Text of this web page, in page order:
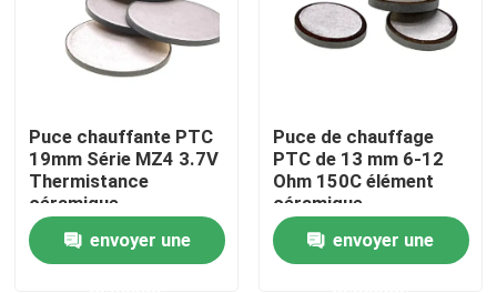
À la maison
Puce chauffante PTC
19mm Série MZ4 3.7V
Thermistance
céramique
envoyer une
Puce de chauffage
PTC de 13 mm 6-12
Ohm 150C élément
céramique
envoyer une